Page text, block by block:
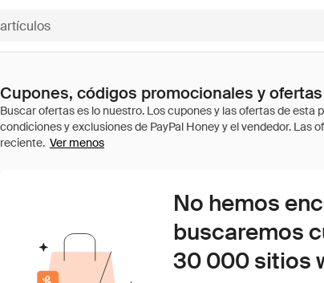
Cupones, códigos promocionales y
Ver menos
No hemos
buscaremos
30 000 sitios